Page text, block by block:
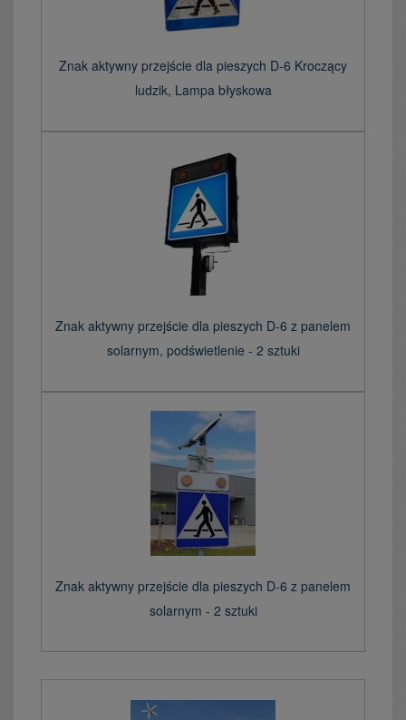
Znak aktywny przejście dla pieszych D-6 Kroczący
ludzik, Lampa błyskowa
Znak aktywny przejście dla pieszych D-6 z panelem
solarnym, podświetlenie - 2 sztuki
Znak aktywny przejście dla pieszych D-6 z panelem
solarnym - 2 sztuki